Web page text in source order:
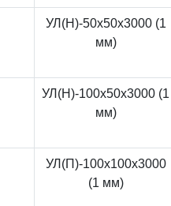
УЛ(Н)-50x50x3000 (1
мм)
УЛ(Н)-100x50x3000 (1
мм)
УЛ(П)-100x100x3000
(1 мм)